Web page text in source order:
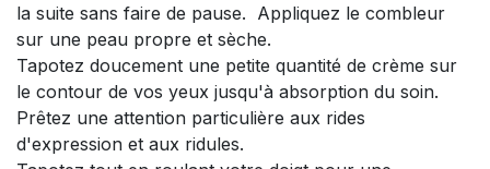
la suite sans faire de pause. Appliquez le combleur
sur une peau propre et sèche.
Tapotez doucement une petite quantité de crème sur
le contour de vos yeux jusqu'à absorption du soin.
Prêtez une attention particulière aux rides
d'expression et aux ridules.